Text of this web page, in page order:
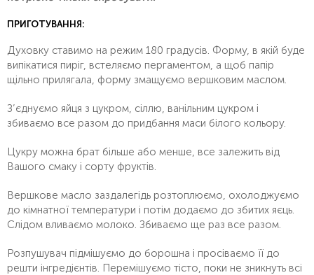
ПРИГОТУВАННЯ:
Духовку ставимо на режим 180 градусів. Форму, в якій буде
випікатися пиріг, встеляємо пергаментом, а щоб папір
щільно прилягала, форму змащуємо вершковим маслом.
З’єднуємо яйця з цукром, сіллю, ванільним цукром і
збиваємо все разом до придбання маси білого кольору.
Цукру можна брат більше або менше, все залежить від
Вашого смаку і сорту фруктів.
Вершкове масло заздалегідь розтоплюємо, охолоджуємо
до кімнатної температури і потім додаємо до збитих яєць.
Слідом вливаємо молоко. Збиваємо ще раз все разом.
Розпушувач підмішуємо до борошна і просіваємо її до
решти інгредієнтів. Перемішуємо тісто, поки не зникнуть всі